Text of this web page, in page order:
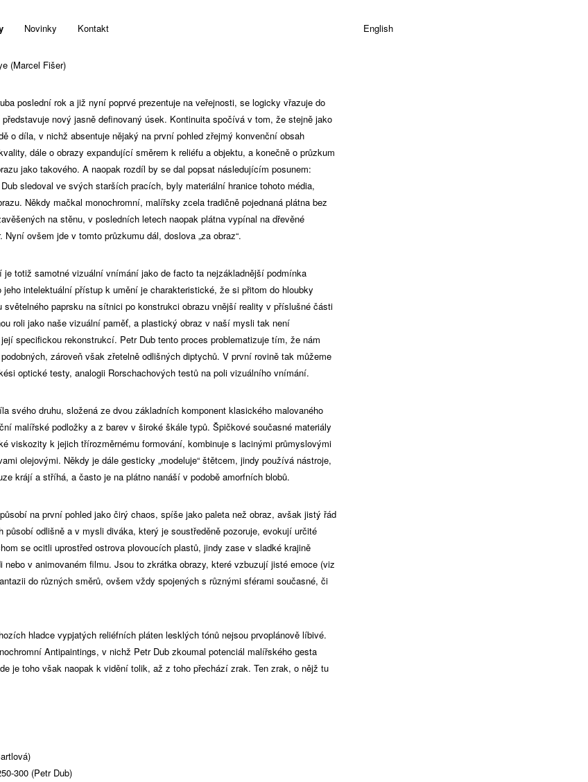
Novinky Kontakt English
(Marcel Fišer)
poslední rok a již nyní poprvé prezentuje na veřejnosti, se logicky vřazuje do
nový jasně definovaný úsek. Kontinuita spočívá v tom, že stejně jako
o díla, v nichž absentuje nějaký na první pohled zřejmý konvenční obsah
dále o obrazy expandující směrem k reliéfu a objektu, a konečně o průzkum
jako takového. A naopak rozdíl by se dal popsat následujícím posunem:
sledoval ve svých starších pracích, byly materiální hranice tohoto média,
Někdy mačkal monochromní, malířsky zcela tradičně pojednaná plátna bez
na stěnu, v posledních letech naopak plátna vypínal na dřevěné
ovšem jde v tomto průzkumu dál, doslova „za obraz“.
totiž samotné vizuální vnímání jako de facto ta nejzákladnější podmínka
intelektuální přístup k umění je charakteristické, že si přitom do hloubky
světelného paprsku na sítnici po konstrukci obrazu vnější reality v příslušné části
roli jako naše vizuální paměť, a plastický obraz v naší mysli tak není
specifickou rekonstrukcí. Petr Dub tento proces problematizuje tím, že nám
zároveň však zřetelně odlišných diptychů. V první rovině tak můžeme
optické testy, analogii Rorschachových testů na poli vizuálního vnímání.
svého druhu, složená ze dvou základních komponent klasického malovaného
malířské podložky a z barev v široké škále typů. Špičkové současné materiály
viskozity k jejich třírozměrnému formování, kombinuje s lacinými průmyslovými
olejovými. Někdy je dále gesticky „modeluje“ štětcem, jindy používá nástroje,
krájí a stříhá, a často je na plátno nanáší v podobě amorfních blobů.
na první pohled jako čirý chaos, spíše jako paleta než obraz, avšak jistý řád
odlišně a v mysli diváka, který je soustředěně pozoruje, evokují určité
se ocitli uprostřed ostrova plovoucích plastů, jindy zase v sladké krajině
nebo v animovaném filmu. Jsou to zkrátka obrazy, které vzbuzují jisté emoce (viz
do různých směrů, ovšem vždy spojených s různými sférami současné, či
hladce vypjatých reliéfních pláten lesklých tónů nejsou prvoplánově líbivé.
Antipaintings, v nichž Petr Dub zkoumal potenciál malířského gesta
je toho však naopak k vidění tolik, až z toho přechází zrak. Ten zrak, o nějž tu
300 (Petr Dub)